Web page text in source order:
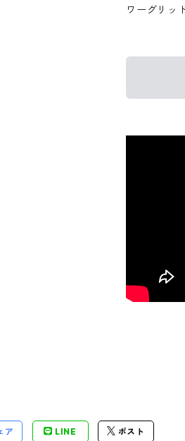
ワーグリッ
ア LINE ポスト